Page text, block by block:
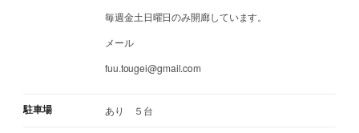
毎週金土日曜日のみ開廊しています。
メール
fuu.tougei@gmail.com
駐車場 あり ５台